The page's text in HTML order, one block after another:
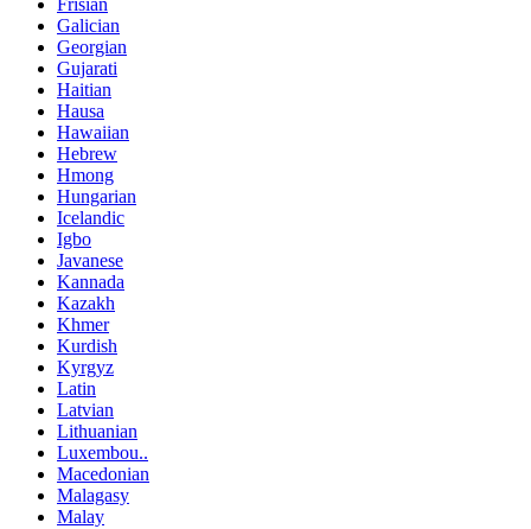
Galician
Georgian
Gujarati
Haitian
Hausa
Hawaiian
Hebrew
Hmong
Hungarian
Icelandic
Igbo
Javanese
Kannada
Kazakh
Khmer
Kurdish
Kyrgyz
Latin
Latvian
Lithuanian
Luxembou..
Macedonian
Malagasy
Malay